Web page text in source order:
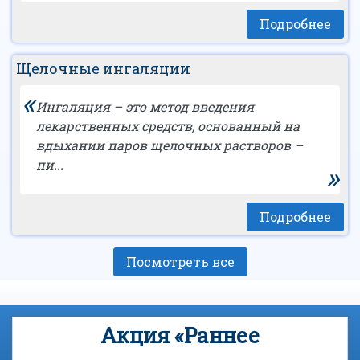
Подробнее
Щелочные ингаляции
«Ингаляция – это метод введения
лекарственных средств, основанный на
вдыхании паров щелочных растворов –
пи...
»
Подробнее
Посмотреть все
Акция «Раннее